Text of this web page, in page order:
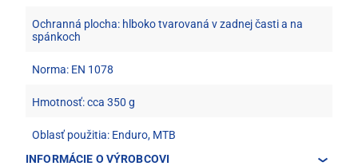
Ochranná plocha: hlboko tvarovaná v zadnej časti a na
spánkoch
Norma: EN 1078
Hmotnosť: cca 350 g
Oblasť použitia: Enduro, MTB
INFORMÁCIE O VÝROBCOVI